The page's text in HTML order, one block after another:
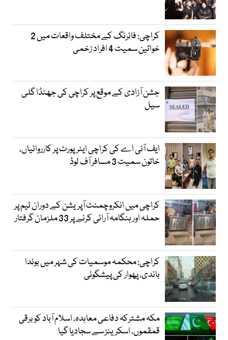
کراچی: فائرنگ کے مختلف واقعات میں 2
خواتین سمیت 4 افراد زخمی
جشن آزادی کے موقع پر کراچی کی جھنڈا گلی
سیل
ایف آئی اے کی کراچی ایئرپورٹ پر کارروائیاں،
خاتون سمیت 3 مسافر آف لوڈ
کراچی میں انکروچمنٹ آپریشن کے دوران ٹیم پر
حملہ اور ہنگامہ آرائی کرنے پر 33 ملزمان گرفتار
کراچی: محکمہ موسمیات کی شہر میں بوندا
باندی، پھوار کی پیشگوئی
مکہ مشترکہ دفاعی معاہدہ، اسلام آباد کو برقی
قمقموں، اسکرینز سے سجادیا گیا